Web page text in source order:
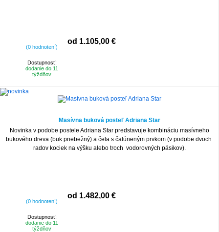
(0 hodnotení)
Dostupnosť:
dodanie do 11
týždňov
od 1.105,00 €
Masívna buková posteľ Adriana Star
Novinka v podobe postele Adriana Star predstavuje kombináciu masívneho
bukového dreva (buk priebežný) a čela s čalúneným prvkom (v podobe dvoch
radov kociek na výšku alebo troch vodorovných pásikov).
(0 hodnotení)
Dostupnosť:
dodanie do 11
týždňov
od 1.482,00 €